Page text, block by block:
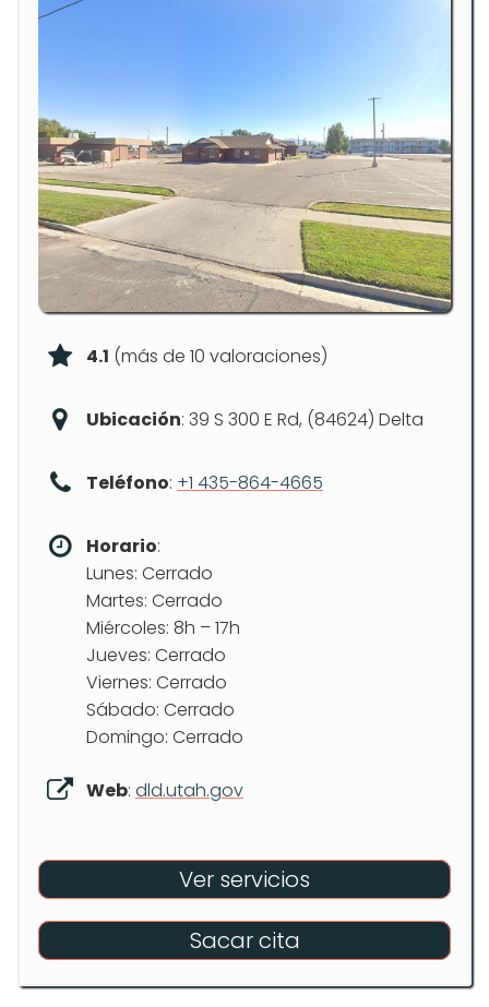
4.1 (más de 10 valoraciones)
Ubicación: 39 S 300 E Rd, (84624) Delta
Teléfono: +1 435-864-4665
Horario:
Lunes: Cerrado
Martes: Cerrado
Miércoles: 8h – 17h
Jueves: Cerrado
Viernes: Cerrado
Sábado: Cerrado
Domingo: Cerrado
Web: dld.utah.gov
Ver servicios
Sacar cita